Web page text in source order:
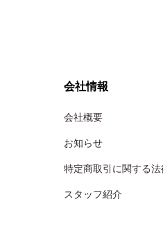
会社情報
会社概要
お知らせ
特定商取引に関する
スタッフ紹介